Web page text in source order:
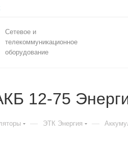
Сетевое и
телекоммуникационное
оборудование
12-75
— ЭТК Энергия —